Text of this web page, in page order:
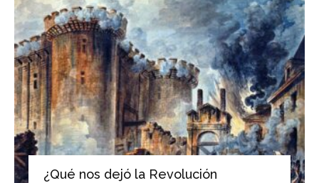
¿Qué nos dejó la Revolución